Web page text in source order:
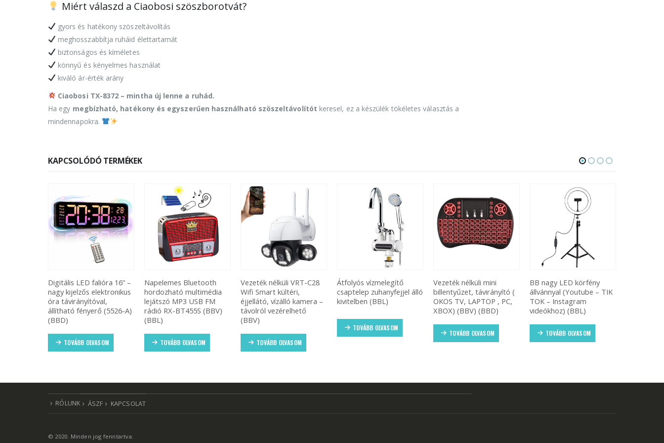
Miért válaszd a Ciaobosi szöszborotvát?
gyors és hatékony szöszeltávolítás
meghosszabbítja ruháid élettartamát
biztonságos és kíméletes
könnyű és kényelmes használat
kiváló ár-érték arány
Ciaobosi TX-8372 – mintha új lenne a ruhád.
Ha egy megbízható, hatékony és egyszerűen használható szöszeltávolítót keresel, ez a készülék tökéletes választás a
mindennapokra.
KAPCSOLÓDÓ TERMÉKEK
Digitális LED falióra 16” –
nagy kijelzős elektronikus
óra távirányítóval,
állítható fényerő (5526-A)
(BBD)
TOVÁBB OLVASOM
Napelemes Bluetooth
hordozható multimédia
lejátszó MP3 USB FM
rádió RX-BT455S (BBV)
(BBL)
TOVÁBB OLVASOM
Vezeték nélküli VRT-C28
Wifi Smart kültéri,
éjjellátó, vízálló kamera –
távolról vezérelhető
(BBV)
TOVÁBB OLVASOM
Átfolyós vízmelegítő
csaptelep zuhanyfejjel álló
kivitelben (BBL)
TOVÁBB OLVASOM
Vezeték nélküli mini
billentyűzet, távirányító (
OKOS TV, LAPTOP , PC,
XBOX) (BBV) (BBD)
TOVÁBB OLVASOM
BB nagy LED körfény
állvánnyal (Youtube – TIK
TOK – Instagram
videókhoz) (BBL)
TOVÁBB OLVASOM
RÓLUNK ÁSZF KAPCSOLAT
© 2020. Minden jog fenntartva.